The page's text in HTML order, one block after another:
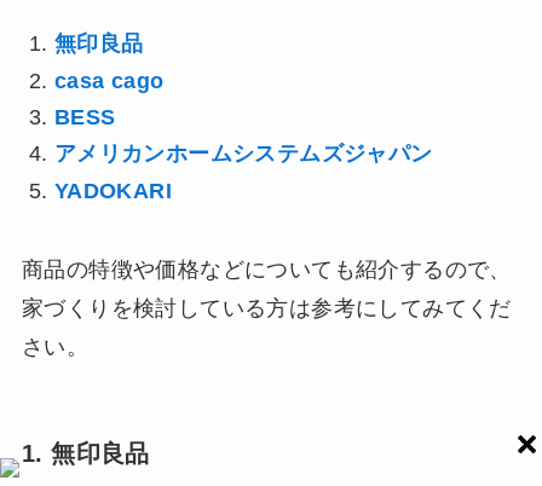
無印良品
casa cago
BESS
アメリカンホームシステムズジャパン
YADOKARI
商品の特徴や価格などについても紹介するので、
家づくりを検討している方は参考にしてみてくだ
さい。
1. 無印良品